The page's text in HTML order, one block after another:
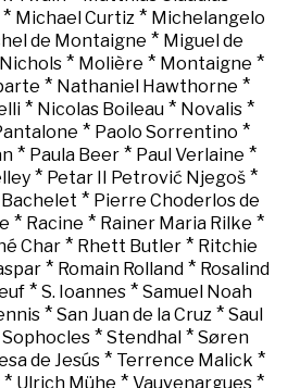
* Michael Curtiz * Michelangelo
de Montaigne * Miguel de
* Molière * Montaigne *
* Nathaniel Hawthorne *
* Nicolas Boileau * Novalis *
* Paolo Sorrentino *
* Paula Beer * Paul Verlaine *
* Petar II Petrović Njegoš *
* Pierre Choderlos de
* Racine * Rainer Maria Rilke *
Char* Rhett Butler* Ritchie
* Romain Rolland* Rosalind
* S. Ioannes* Samuel Noah
* San Juan de la Cruz * Saul
Sophocles * Stendhal * Søren
de Jesús* Terrence Malick *
* Ulrich Mühe * Vauvenargues *